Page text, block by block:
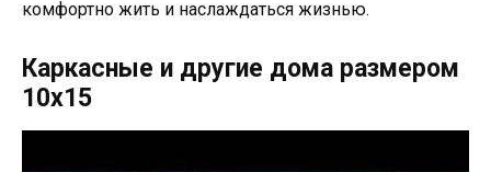
комфортно жить и наслаждаться жизнью.
Каркасные и другие дома размером
10х15